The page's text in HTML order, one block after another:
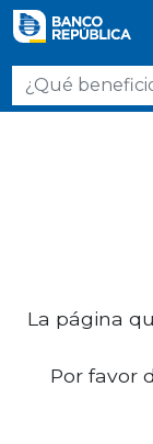
La página
Por favor